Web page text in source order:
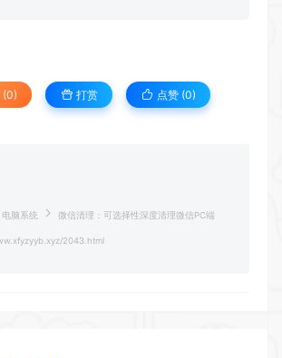
(0) 打赏 点赞 (0)
电脑系统 微信清理：可选择性深度清理微信PC端
2043.html